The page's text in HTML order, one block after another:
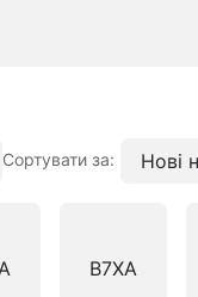
Сортувати за: Нові
B7XA